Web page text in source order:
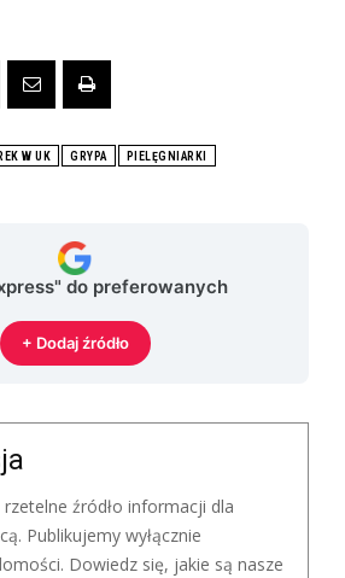
W UK GRYPA PIELĘGNIARKI
do preferowanych
+ Dodaj źródło
źródło informacji dla
Publikujemy wyłącznie
Dowiedz się, jakie są nasze